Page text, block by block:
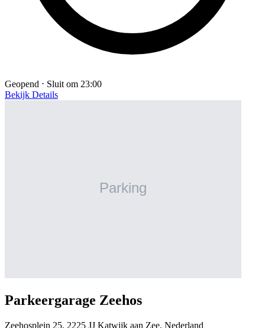
Geopend ⋅ Sluit om 23:00
Bekijk Details
Parkeergarage Zeehos
Zeehosplein 25, 2225 JJ Katwijk aan Zee, Nederland